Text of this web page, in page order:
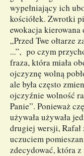
wypełniający ich
kościółek. Zwrotki
ewokacja kierowana
„Przed Twe ołtarze
...”, po czym
fraza, która miała
ojczyznę wolną
ale była często
ojczyźnie wolność
Panie”. Ponieważ
używała używała
drugiej wersji, Rafał
uczuciem
zdecydować, która z